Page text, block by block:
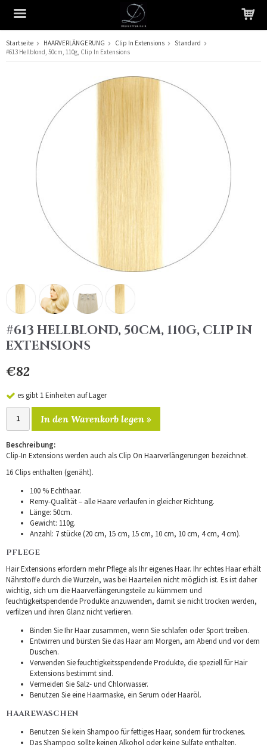
Das Produkt wurde in Ihren Warenkorb gelegt
Startseite HAARVERLÄNGERUNG Clip In Extensions
Standard
#613 Hellblond, 50cm, 110g, Clip In Extensions
#613 HELLBLOND, 50CM, 110G, CLIP IN
EXTENSIONS
€82
es gibt 1 Einheiten auf Lager
In den Warenkorb legen »
Beschreibung:
Clip-In Extensions werden auch als Clip On Haarverlängerungen bezeichnet.
16 Clips enthalten (genäht).
100 % Echthaar.
Remy-Qualität – alle Haare verlaufen in gleicher Richtung.
Länge: 50cm.
Gewicht: 110g.
Anzahl: 7 stücke (20 cm, 15 cm, 15 cm, 10 cm, 10 cm, 4 cm, 4 cm).
PFLEGE
Hair Extensions erfordern mehr Pflege als Ihr eigenes Haar. Ihr echtes Haar erhält
Nährstoffe durch die Wurzeln, was bei Haarteilen nicht möglich ist. Es ist daher
wichtig, sich um die Haarverlängerungsteile zu kümmern und
feuchtigkeitspendende Produkte anzuwenden, damit sie nicht trocken werden,
verfilzen und ihren Glanz nicht verlieren.
Binden Sie Ihr Haar zusammen, wenn Sie schlafen oder Sport treiben.
Entwirren und bürsten Sie das Haar am Morgen, am Abend und vor dem
Duschen.
Verwenden Sie feuchtigkeitsspendende Produkte, die speziell für Hair
Extensions bestimmt sind.
Vermeiden Sie Salz- und Chlorwasser.
Benutzen Sie eine Haarmaske, ein Serum oder Haaröl.
HAAREWASCHEN
Benutzen Sie kein Shampoo für fettiges Haar, sondern für trockenes.
Das Shampoo sollte keinen Alkohol oder keine Sulfate enthalten.